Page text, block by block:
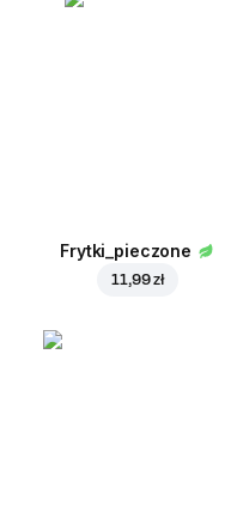
Frytki_pieczone
11,99 zł